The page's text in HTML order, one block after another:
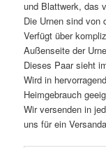
und Blattwerk, das
Die Urnen sind von
Verfügt über
Außenseite der
Dieses Paar sieht
Wird in
Heimgebrauch
Wir versenden in
uns für ein